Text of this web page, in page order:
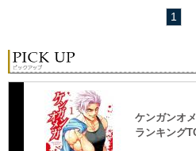
1
ケンガンオ
ランキング